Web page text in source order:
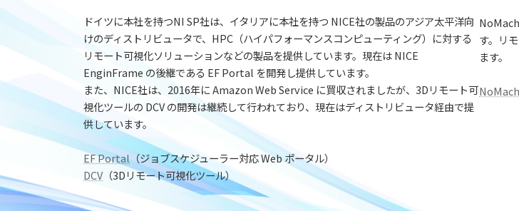
ドイツに本社を持つNI SP社は、イタリアに本社を持つ NICE社の製品のアジア太平洋向
けのディストリビュータで、HPC（ハイパフォーマンスコンピューティング）に対する
リモート可視化ソリューションなどの製品を提供しています。現在は NICE
EnginFrame の後継である EF Portal を開発し提供しています。
また、NICE社は、2016年に Amazon Web Service に買収されましたが、3Dリモート可
視化ツールの DCV の開発は継続して行われており、現在はディストリビュータ経由で提
供しています。
EF Portal（ジョブスケジューラー対応 Web ポータル）
DCV （3Dリモート可視化ツール）
す。リ
ます。